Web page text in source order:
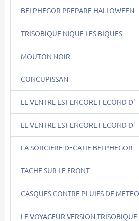
BELPHEGOR PREPARE HALLOWEEN
TRISOBIQUE NIQUE LES BIQUES
MOUTON NOIR
CONCUPISSANT
LE VENTRE EST ENCORE FECOND D'
LE VENTRE EST ENCORE FECOND D'
LA SORCIERE DECATIE BELPHEGOR
TACHE SUR LE FRONT
CASQUES CONTRE PLUIES DE METEO
LE VOYAGEUR VERSION TRISOBIQUE